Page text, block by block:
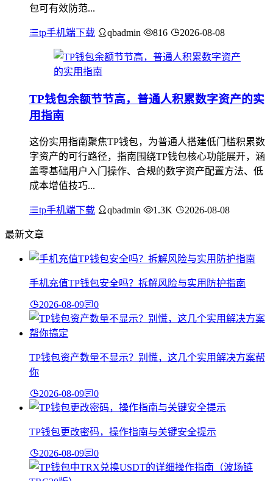
包可有效防范...
tp手机端下载 qbadmin 816 2026-08-08
TP钱包余额节节高，普通人积累数字资产的实
用指南
这份实用指南聚焦TP钱包，为普通人搭建低门槛积累数
字资产的可行路径，指南围绕TP钱包核心功能展开，涵
盖零基础用户入门操作、合规的数字资产配置方法、低
成本增值技巧...
tp手机端下载 qbadmin 1.3K 2026-08-08
最新文章
手机充值TP钱包安全吗？拆解风险与实用防护指南
2026-08-09 0
TP钱包资产数量不显示？别慌，这几个实用解决方案帮
你
2026-08-09 0
TP钱包更改密码，操作指南与关键安全提示
2026-08-09 0